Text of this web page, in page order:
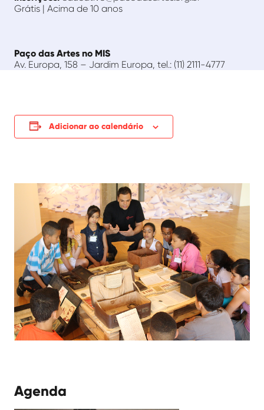
Grátis | Acima de 10 anos
Paço das Artes no MIS
Av. Europa, 158 – Jardim Europa, tel.: (11) 2111-4777
Adicionar ao calendário
Agenda